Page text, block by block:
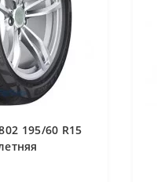
195/60 R15